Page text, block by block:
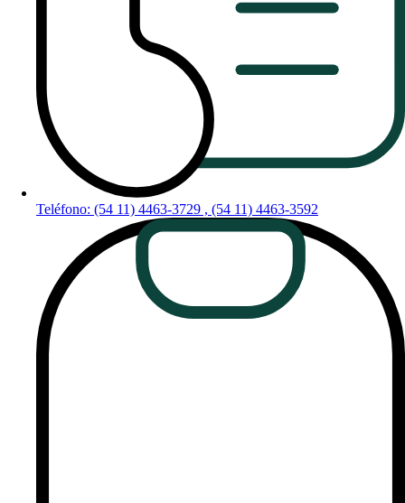
Teléfono: (54 11) 4463-3729 , (54 11) 4463-3592